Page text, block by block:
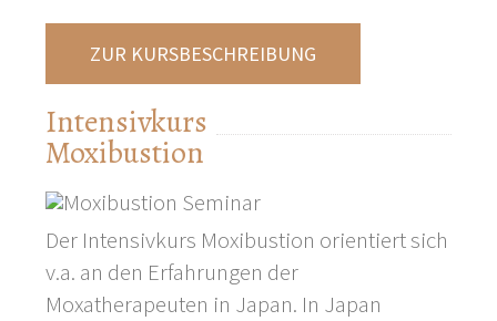
ZUR KURSBESCHREIBUNG
Intensivkurs
Moxibustion
Der Intensivkurs Moxibustion orientiert sich
v.a. an den Erfahrungen der
Moxatherapeuten in Japan. In Japan